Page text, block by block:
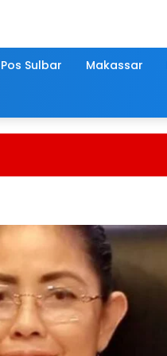
Pos Sulbar Makassar